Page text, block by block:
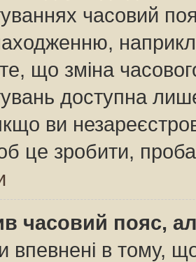
часовий
що зміна
доступна
ви
це зробити,
часовий пояс,
впевнені в тому,